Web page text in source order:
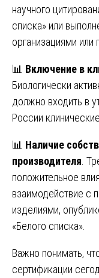
научного
списка» или
организациями или
📊 Включение в
Биологически
должно входить в
России
📊 Наличие
производителя .
положительное
взаимодействие с
изделиями,
«Белого списка».
Важно понимать,
сертификации